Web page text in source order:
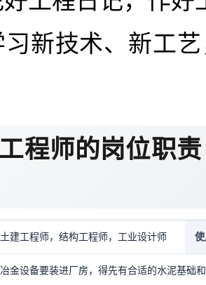
习新技术、新工
程师的岗位职
土建工程师，结构工程师，工业设计师
冶金设备要装进厂房，得先有合适的水泥基础